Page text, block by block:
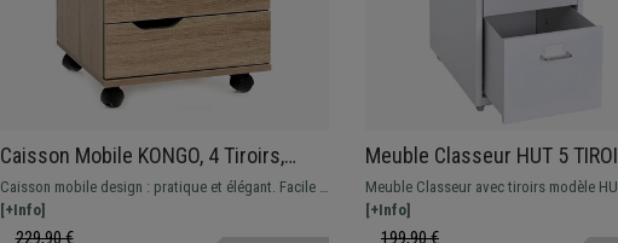
Caisson Mobile KONGO, 4 Tiroirs,
40x60x40 cm, en Bois, Couleur Chêne
Caisson mobile design : pratique et élégant. Facile à
déplacer grâce à ses roulettes dotées de freins.
[+Info]
229,90 €
Meuble Classeur HUT 5
69x28x44 cm, en Acier, Blanc
Meuble Classeur avec tiroirs modèle
l'aide de tôles en acier avec une grande
stockage.
[+Info]
199,90 €